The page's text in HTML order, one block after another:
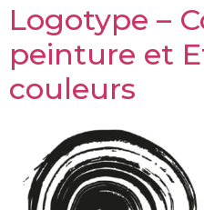
Logotype –
peinture et
couleurs